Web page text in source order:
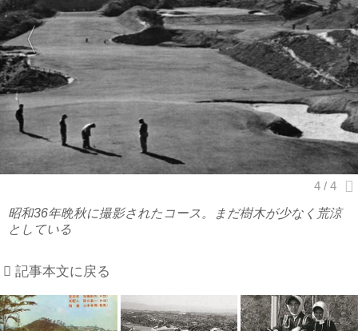
昭和36年晩秋に撮影されたコース。まだ樹木が少なく荒涼
としている
記事本文に戻る